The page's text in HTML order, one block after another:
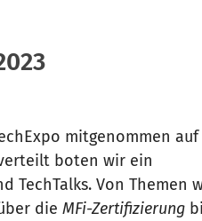
mitgenommen auf
boten wir ein
TechTalks. Von Themen
die MFi-Zertifizierung